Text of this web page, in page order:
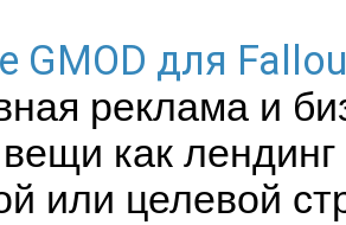
GMOD для
реклама и
вещи как
или целевой